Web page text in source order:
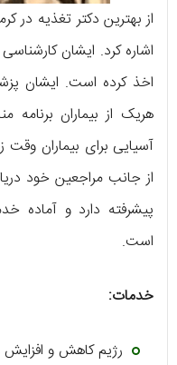
از بهترین دکتر تغذیه در
اشاره کرد. ایشان
اخذ کرده است. ایشان
هریک از بیماران
آسیایی برای بیماران
از جانب مراجعین خود
پیشرفته دارد و آماده
است.
خدمات:
رژیم کاهش و